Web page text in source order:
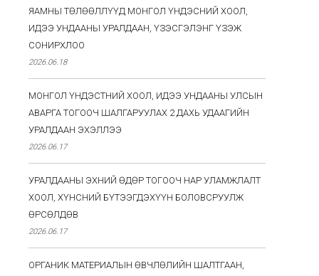
ЯАМНЫ ТӨЛӨӨЛЛҮҮД МОНГОЛ ҮНДЭСНИЙ ХООЛ,
ИДЭЭ УНДААНЫ УРАЛДААН, ҮЗЭСГЭЛЭНГ ҮЗЭЖ
СОНИРХЛОО
2026.06.18
МОНГОЛ ҮНДЭСТНИЙ ХООЛ, ИДЭЭ УНДААНЫ УЛСЫН
АВАРГА ТОГООЧ ШАЛГАРУУЛАХ 2 ДАХЬ УДААГИЙН
УРАЛДААН ЭХЭЛЛЭЭ
2026.06.17
УРАЛДААНЫ ЭХНИЙ ӨДӨР ТОГООЧ НАР УЛАМЖЛАЛТ
ХООЛ, ХҮНСНИЙ БҮТЭЭГДЭХҮҮН БОЛОВСРУУЛЖ
ӨРСӨЛДӨВ
2026.06.17
ОРГАНИК МАТЕРИАЛЫН ӨВЧЛӨЛИЙН ШАЛТГААН,